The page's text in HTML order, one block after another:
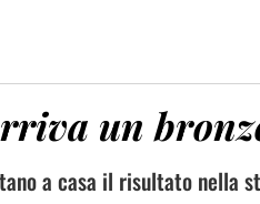
un
a casa il risultato